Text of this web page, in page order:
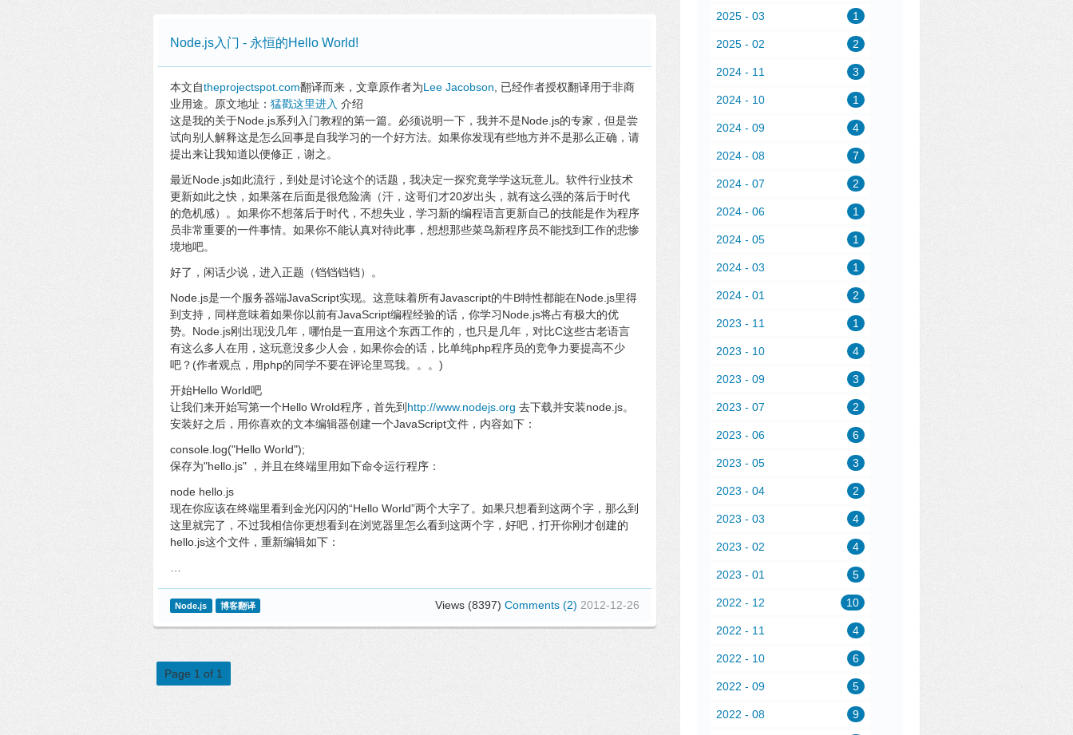
Node.js入门 - 永恒的Hello World!
本文自theprojectspot.com翻译而来，文章原作者为Lee Jacobson , 已经作者授权翻译用于非商
业用途。原文地址： 猛戳这里进入 介绍
这是我的关于Node.js系列入门教程的第一篇。必须说明一下，我并不是Node.js的专家，但是尝
试向别人解释这是怎么回事是自我学习的一个好方法。如果你发现有些地方并不是那么正确，请
提出来让我知道以便修正，谢之。
最近Node.js如此流行，到处是讨论这个的话题，我决定一探究竟学学这玩意儿。软件行业技术
更新如此之快，如果落在后面是很危险滴（汗，这哥们才20岁出头，就有这么强的落后于时代
的危机感）。如果你不想落后于时代，不想失业，学习新的编程语言更新自己的技能是作为程序
员非常重要的一件事情。如果你不能认真对待此事，想想那些菜鸟新程序员不能找到工作的悲惨
境地吧。
好了，闲话少说，进入正题（铛铛铛铛）。
Node.js是一个服务器端JavaScript实现。这意味着所有Javascript的牛B特性都能在Node.js里得
到支持，同样意味着如果你以前有JavaScript编程经验的话，你学习Node.js将占有极大的优
势。Node.js刚出现没几年，哪怕是一直用这个东西工作的，也只是几年，对比C这些古老语言
有这么多人在用，这玩意没多少人会，如果你会的话，比单纯php程序员的竞争力要提高不少
吧？(作者观点，用php的同学不要在评论里骂我。。。)
开始Hello World吧
让我们来开始写第一个Hello Wrold程序，首先到 http://www.nodejs.org 去下载并安装node.js。
安装好之后，用你喜欢的文本编辑器创建一个JavaScript文件，内容如下：
console.log("Hello World");
保存为"hello.js" ，并且在终端里用如下命令运行程序：
node hello.js
现在你应该在终端里看到金光闪闪的“Hello World”两个大字了。如果只想看到这两个字，那么到
这里就完了，不过我相信你更想看到在浏览器里怎么看到这两个字，好吧，打开你刚才创建的
hello.js这个文件，重新编辑如下：
Node.js 博客翻译 Views (8397) Comments (2) 2012-12-26
Page 1 of 1
2025 - 03 1
2025 - 02 2
2024 - 11 3
2024 - 10 1
2024 - 09 4
2024 - 08 7
2024 - 07 2
2024 - 06 1
2024 - 05 1
2024 - 03 1
2024 - 01 2
2023 - 11 1
2023 - 10 4
2023 - 09 3
2023 - 07 2
2023 - 06 6
2023 - 05 3
2023 - 04 2
2023 - 03 4
2023 - 02 4
2023 - 01 5
2022 - 12 10
2022 - 11 4
2022 - 10 6
2022 - 09 5
2022 - 08 9